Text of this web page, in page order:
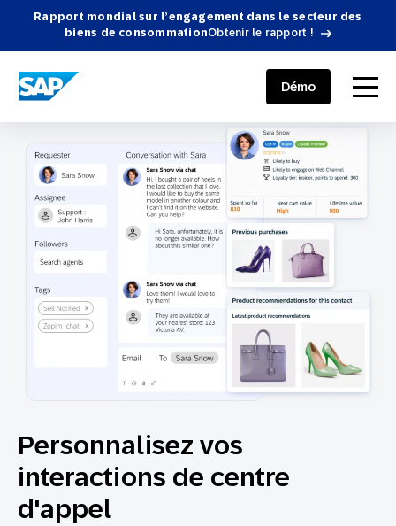
Rapport mondial sur l’engagement dans le secteur des
biens de consommationObtenir le rapport !
SAP ENGAGEMENT CLOUD menu
Démo
Personnalisez vos
interactions de centre
d'appel